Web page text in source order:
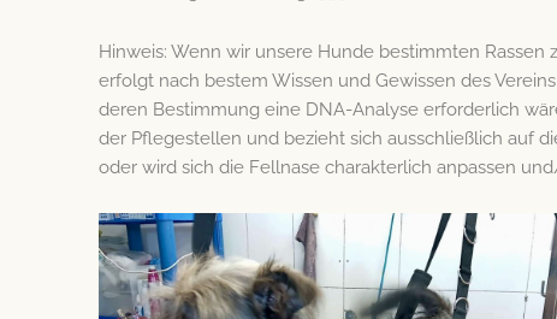
Hinweis: Wenn wir unsere Hunde bestimmten
erfolgt nach bestem Wissen und Gewissen des
deren Bestimmung eine DNA-Analyse erforderlich
der Pflegestellen und bezieht sich ausschließlich auf
oder wird sich die Fellnase charakterlich anpassen